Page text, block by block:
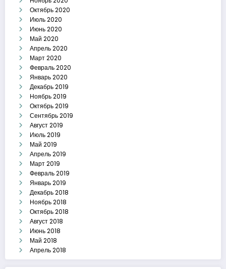
Октябрь 2020
Июль 2020
Июнь 2020
Май 2020
Апрель 2020
Март 2020
Февраль 2020
Январь 2020
Декабрь 2019
Ноябрь 2019
Октябрь 2019
Сентябрь 2019
Август 2019
Июль 2019
Май 2019
Апрель 2019
Март 2019
Февраль 2019
Январь 2019
Декабрь 2018
Ноябрь 2018
Октябрь 2018
Август 2018
Июнь 2018
Май 2018
Апрель 2018